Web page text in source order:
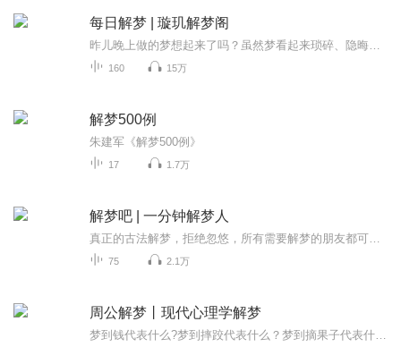
每日解梦 | 璇玑解梦阁
160 15万
解梦500例
朱建军《解梦500例》
17 1.7万
解梦吧 | 一分钟解梦人
75 2.1万
周公解梦丨现代心理学解梦